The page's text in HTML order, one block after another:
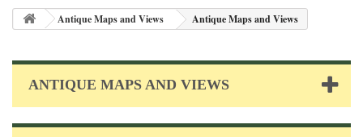
Antique Maps and Views Antique Maps and Views
ANTIQUE MAPS AND VIEWS